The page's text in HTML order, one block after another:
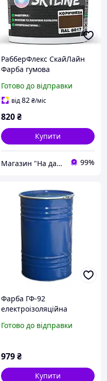
РабберФлекс СкайЛайн
Фарба гумова
та фасаду Коричнева RAL
8017 3,6 кг
Готово до відправки
від82₴/міс
820₴
Купити
Магазин "На дачу" 99%
Фарба ГФ-92
електроізоляційна
обмоток і деталей
Готово до відправки
979₴
Купити